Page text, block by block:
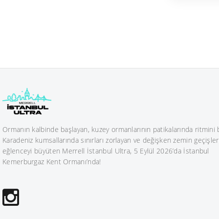
Ormanın kalbinde başlayan, kuzey ormanlarının patikalarında ritmini
Karadeniz kumsallarında sınırları zorlayan ve değişken zemin
eğlenceyi büyüten Merrell İstanbul Ultra, 5 Eylül 2026’da İstanbul
Kemerburgaz Kent Ormanı’nda!